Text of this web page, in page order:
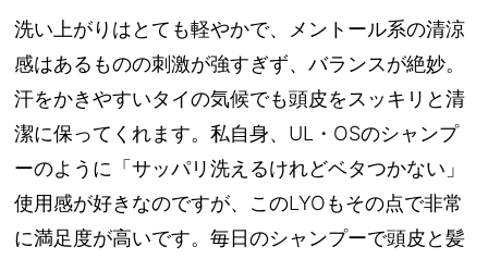
洗い上がりはとても軽やかで、メントール系の清涼
感はあるものの刺激が強すぎず、バランスが絶妙。
汗をかきやすいタイの気候でも頭皮をスッキリと清
潔に保ってくれます。私自身、UL・OSのシャンプ
ーのように「サッパリ洗えるけれどベタつかない」
使用感が好きなのですが、このLYOもその点で非常
に満足度が高いです。毎日のシャンプーで頭皮と髪